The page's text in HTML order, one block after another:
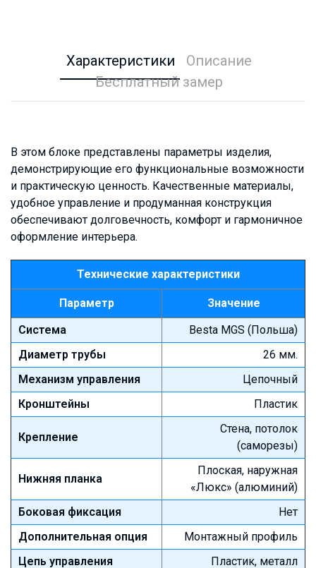
Характеристики
Описание
Бесплатный замер
В этом блоке представлены параметры изделия,
демонстрирующие его функциональные возможности
и практическую ценность. Качественные материалы,
удобное управление и продуманная конструкция
обеспечивают долговечность, комфорт и гармоничное
оформление интерьера.
Технические характеристики
Параметр
Значение
Система
Besta MGS (Польша)
Диаметр трубы
26 мм.
Механизм управления
Цепочный
Кронштейны
Пластик
Крепление
Стена, потолок
(саморезы)
Нижняя планка
Плоская, наружная
«Люкс» (алюминий)
Боковая фиксация
Нет
Дополнительная опция
Монтажный профиль
Цепь управления
Пластик, металл